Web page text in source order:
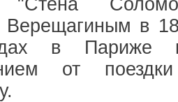
Верещагиным в
в Париже
от